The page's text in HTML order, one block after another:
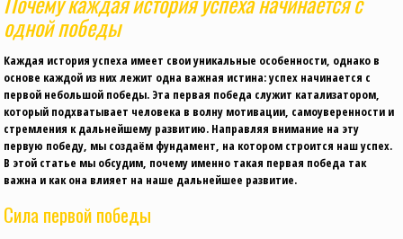
одной победы
Каждая история успеха имеет свои уникальные особенности, однако в
основе каждой из них лежит одна важная истина: успех начинается с
первой небольшoй победы. Эта первая победа служит катализатором,
который подхватывает человека в волну мотивации, самоуверенности и
стремления к дальнейшему развитию. Направляя внимание на эту
первую победу, мы создаём фундамент, на котором строится наш успех.
В этой статье мы обсудим, почему именно такая первая победа так
важна и как она влияет на наше дальнейшее развитие.
Сила первой победы